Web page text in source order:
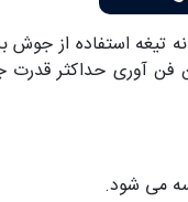
تیغه استفاده از جوش
فن آوری حداکثر
می شود.